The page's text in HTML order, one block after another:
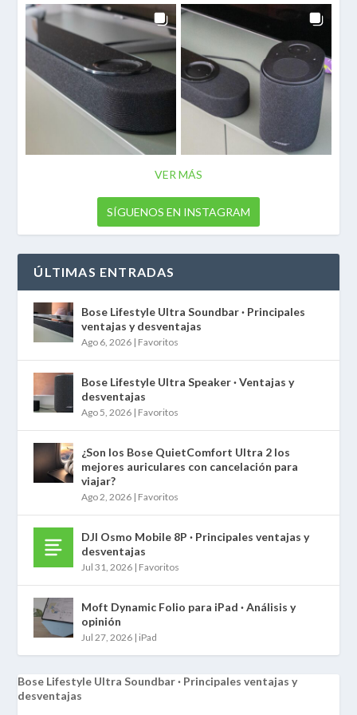
VER MÁS
SÍGUENOS EN INSTAGRAM
ÚLTIMAS ENTRADAS
Bose Lifestyle Ultra Soundbar · Principales
ventajas y desventajas
Ago 6, 2026 | Favoritos
Bose Lifestyle Ultra Speaker · Ventajas y
desventajas
Ago 5, 2026 | Favoritos
¿Son los Bose QuietComfort Ultra 2 los
mejores auriculares con cancelación para
viajar?
Ago 2, 2026 | Favoritos
DJI Osmo Mobile 8P · Principales ventajas y
desventajas
Jul 31, 2026 | Favoritos
Moft Dynamic Folio para iPad · Análisis y
opinión
Jul 27, 2026 | iPad
Bose Lifestyle Ultra Soundbar · Principales ventajas y
desventajas